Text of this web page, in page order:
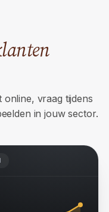
online, vraag tijdens